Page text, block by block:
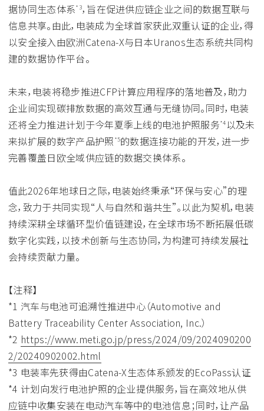
据协同生态体系*3，旨在促进供应链企业之间的数据互联与
信息共享。由此，电装成为全球首家获此双重认证的企业，得
以安全接入由欧洲Catena-X与日本Uranos生态系统共同构
建的数据协作平台。
未来，电装将稳步推进CFP计算应用程序的落地普及，助力
企业间实现碳排放数据的高效互通与无缝协同。同时，电装
还将全力推进计划于今年夏季上线的电池护照服务*4 以及未
来拟扩展的数字产品护照 *5的数据连接功能的开发，进一步
完善覆盖日欧全域供应链的数据交换体系。
值此2026年地球日之际，电装始终秉承“环保与安心”的理
念，致力于共同实现“人与自然和谐共生”。以此为契机，电装
持续深耕全球循环型价值链建设，在全球市场不断拓展低碳
数字化实践，以技术创新与生态协同，为构建可持续发展社
会持续贡献力量。
【注释】
*1 汽车与电池可追溯性推进中心（Automotive and
Battery Traceability Center Association, Inc.）
*2 https://www.meti.go.jp/press/2024/09/2024090200
2/20240902002.html
*3 电装率先获得由Catena-X生态体系颁发的EcoPass认证
*4 计划向发行电池护照的企业提供服务，旨在高效地从供
应链中收集安装在电动汽车等中的电池信息；同时，让产品